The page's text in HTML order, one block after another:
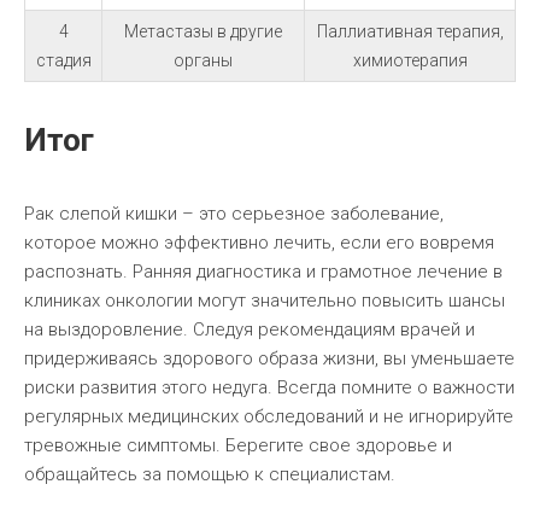
4
стадия
Метастазы в другие
органы
Паллиативная терапия,
химиотерапия
Итог
Рак слепой кишки – это серьезное заболевание,
которое можно эффективно лечить, если его вовремя
распознать. Ранняя диагностика и грамотное лечение в
клиниках онкологии могут значительно повысить шансы
на выздоровление. Следуя рекомендациям врачей и
придерживаясь здорового образа жизни, вы уменьшаете
риски развития этого недуга. Всегда помните о важности
регулярных медицинских обследований и не игнорируйте
тревожные симптомы. Берегите свое здоровье и
обращайтесь за помощью к специалистам.